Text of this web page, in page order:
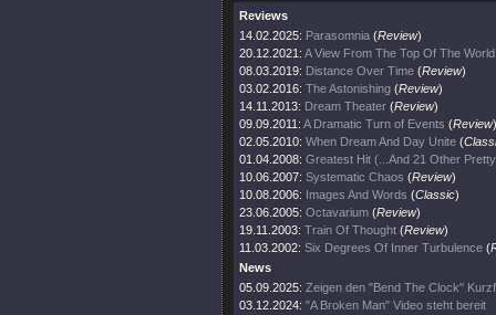
Reviews
14.02.2025: Parasomnia (Review)
20.12.2021: A View From The Top Of The World
08.03.2019: Distance Over Time (Review)
03.02.2016: The Astonishing (Review)
14.11.2013: Dream Theater (Review)
09.09.2011: A Dramatic Turn of Events (Review)
02.05.2010: When Dream And Day Unite (
01.04.2008: Greatest Hit (...And 21 Other
10.06.2007: Systematic Chaos (Review)
10.08.2006: Images And Words (Classic)
23.06.2005: Octavarium (Review)
19.11.2003: Train Of Thought (Review)
11.03.2002: Six Degrees Of Inner Turbulence (
News
05.09.2025: Zeigen den "Bend The Clock"
03.12.2024: "A Broken Man" Video steht bereit